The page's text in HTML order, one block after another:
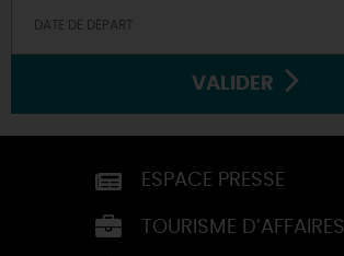
VALIDER
ESPACE PRESSE
TOURISME D’AFFAIRES